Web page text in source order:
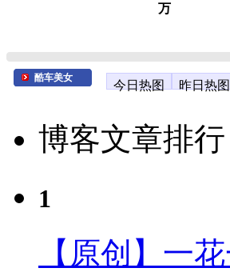
万
酷车美女
今日热图 昨日热图
博客文章排行
1
【原创】一